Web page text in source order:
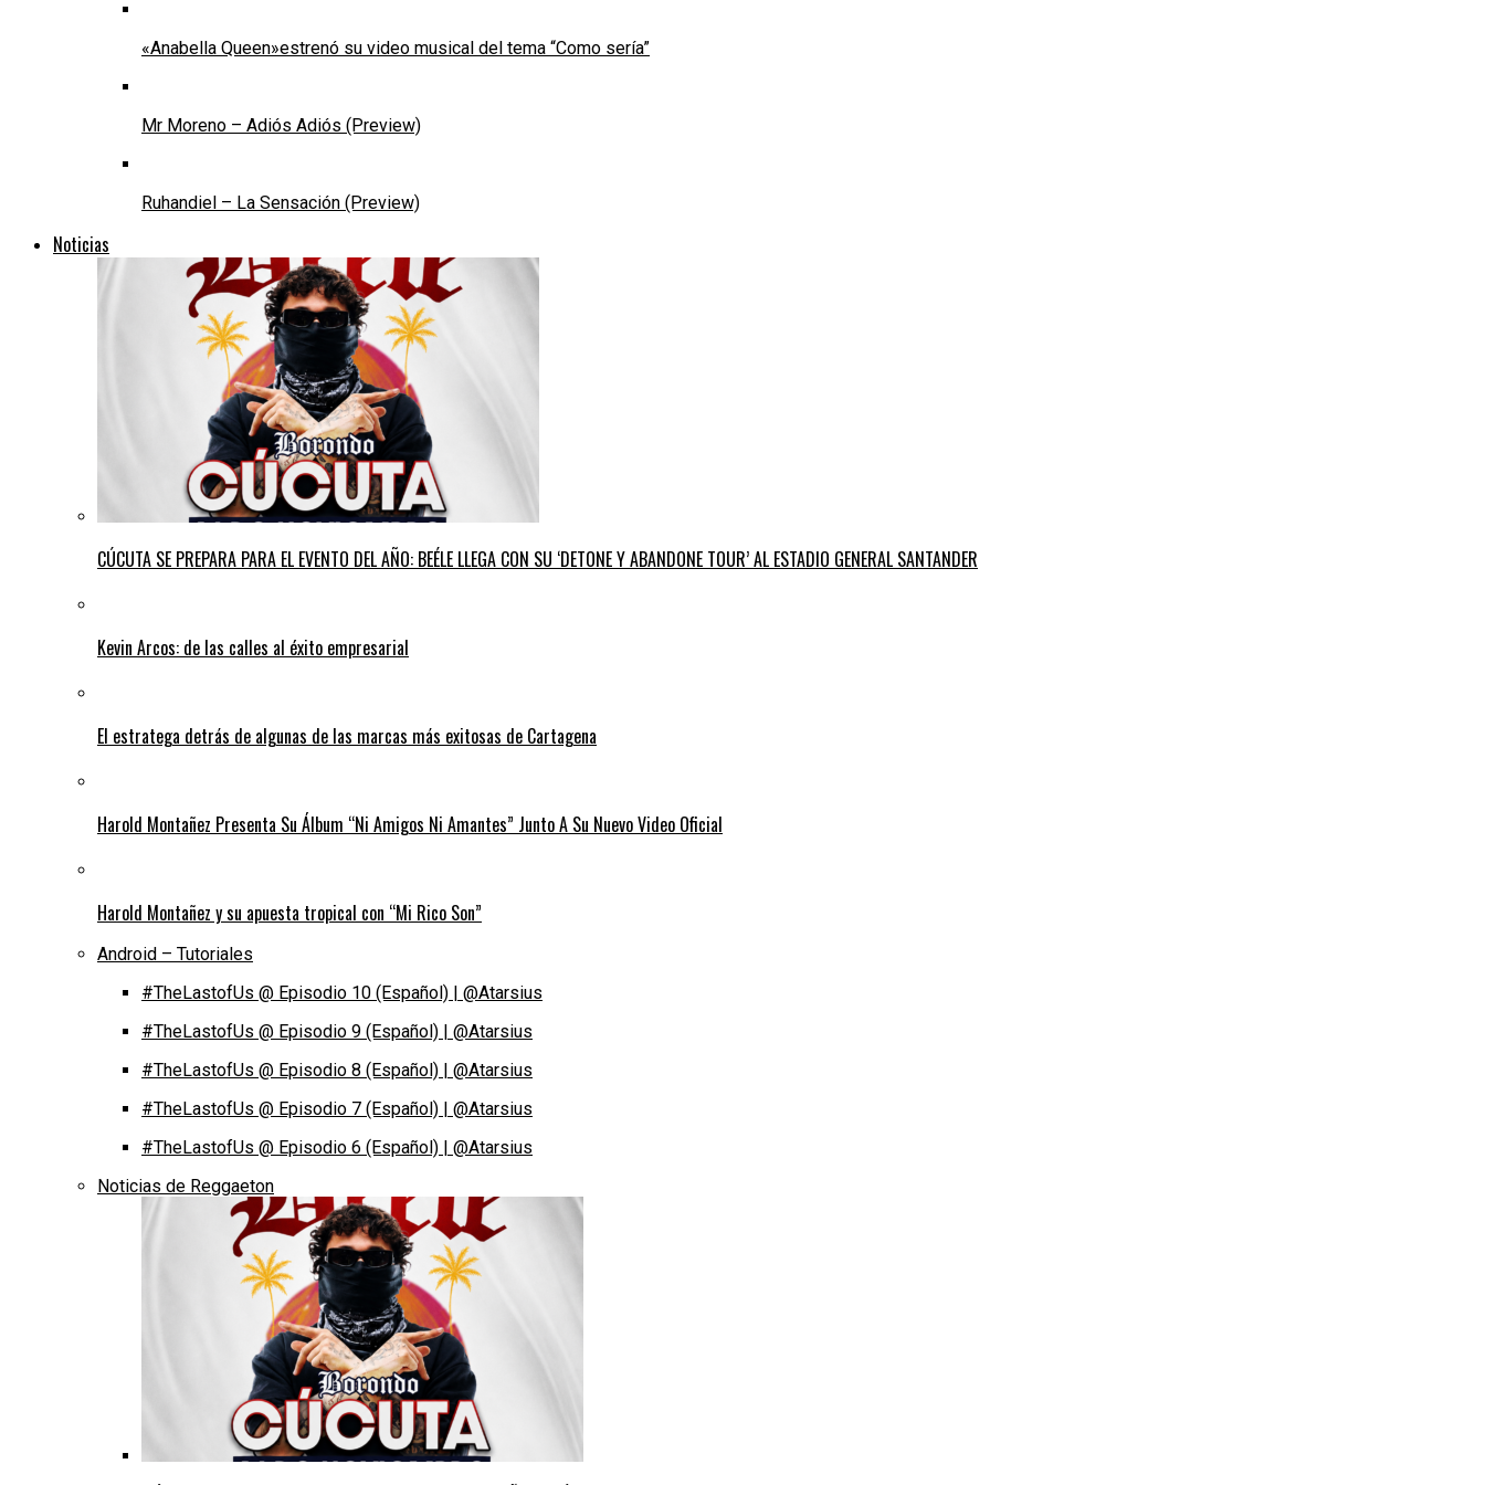
«Anabella Queen»estrenó su video musical del tema “Como sería”
Mr Moreno – Adiós Adiós (Preview)
Ruhandiel – La Sensación (Preview)
Noticias
CÚCUTA SE PREPARA PARA EL EVENTO DEL AÑO: BEÉLE LLEGA CON SU ‘DETONE Y ABANDONE TOUR’ AL ESTADIO GENERAL SANTANDER
Kevin Arcos: de las calles al éxito empresarial
El estratega detrás de algunas de las marcas más exitosas de Cartagena
Harold Montañez Presenta Su Álbum “Ni Amigos Ni Amantes” Junto A Su Nuevo Video Oficial
Harold Montañez y su apuesta tropical con “Mi Rico Son”
Android – Tutoriales
#TheLastofUs @ Episodio 10 (Español) | @Atarsius
#TheLastofUs @ Episodio 9 (Español) | @Atarsius
#TheLastofUs @ Episodio 8 (Español) | @Atarsius
#TheLastofUs @ Episodio 7 (Español) | @Atarsius
#TheLastofUs @ Episodio 6 (Español) | @Atarsius
Noticias de Reggaeton